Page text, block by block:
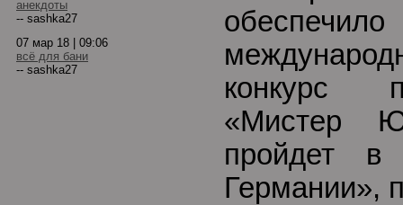
анекдоты
-- sashka27
07 мар 18 | 09:06
всё для бани
-- sashka27
конкурс
«Мистер
пройдет
Германии»,